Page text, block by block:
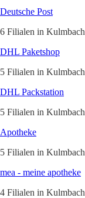
Deutsche Post
6 Filialen in Kulmbach
DHL Paketshop
5 Filialen in Kulmbach
DHL Packstation
5 Filialen in Kulmbach
Apotheke
5 Filialen in Kulmbach
mea - meine apotheke
4 Filialen in Kulmbach